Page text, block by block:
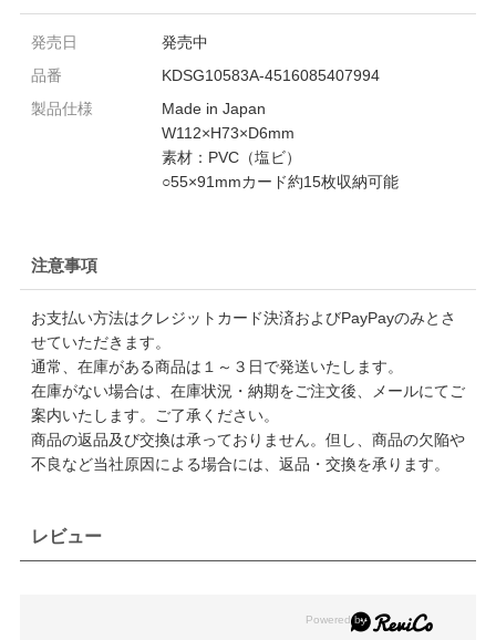
発売日
発売中
品番
KDSG10583A-4516085407994
製品仕様
Made in Japan
W112×H73×D6mm
素材：PVC（塩ビ）
○55×91mmカード約15枚収納可能
注意事項
お支払い方法はクレジットカード決済およびPayPayのみとさ
せていただきます。
通常、在庫がある商品は１～３日で発送いたします。
在庫がない場合は、在庫状況・納期をご注文後、メールにてご
案内いたします。ご了承ください。
商品の返品及び交換は承っておりません。但し、商品の欠陥や
不良など当社原因による場合には、返品・交換を承ります。
レビュー